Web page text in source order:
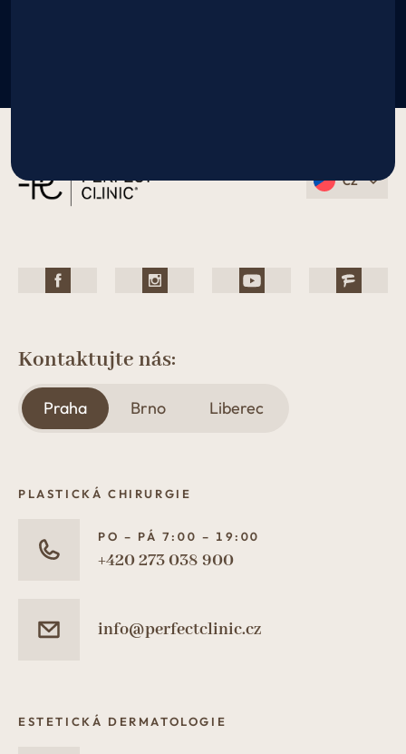
CZ
Kontaktujte nás:
Praha Brno Liberec
PLASTICKÁ CHIRURGIE
PO – PÁ 7:00 – 19:00
+420 273 038 900
info@perfectclinic.cz
ESTETICKÁ DERMATOLOGIE